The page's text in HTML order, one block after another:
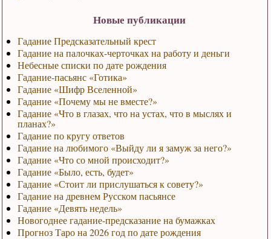
Новые публикации
Гадание Предсказательный крест
Гадание на палочках-черточках на работу и деньги
Небесные списки по дате рождения
Гадание-пасьянс «Готика»
Гадание «Шифр Вселенной»
Гадание «Почему мы не вместе?»
Гадание «Что в глазах, что на устах, что в мыслях и
планах?»
Гадание по кругу ответов
Гадание на любимого «Выйду ли я замуж за него?»
Гадание «Что со мной происходит?»
Гадание «Было, есть, будет»
Гадание «Стоит ли прислушаться к совету?»
Гадание на древнем Русском пасьянсе
Гадание «Девять недель»
Новогоднее гадание-предсказание на бумажках
Прогноз Таро на 2026 год по дате рождения